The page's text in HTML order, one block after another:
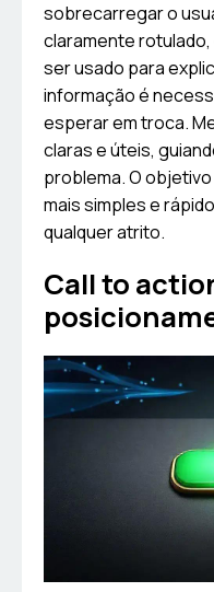
sobrecarregar o
claramente
ser usado para
informação é
esperar em troca.
claras e úteis,
problema. O
mais simples e
qualquer atrito.
Call to